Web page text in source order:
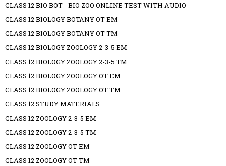
CLASS 12 BIO BOT - BIO ZOO ONLINE TEST WITH AUDIO
CLASS 12 BIOLOGY BOTANY OT EM
CLASS 12 BIOLOGY BOTANY OT TM
CLASS 12 BIOLOGY ZOOLOGY 2-3-5 EM
CLASS 12 BIOLOGY ZOOLOGY 2-3-5 TM
CLASS 12 BIOLOGY ZOOLOGY OT EM
CLASS 12 BIOLOGY ZOOLOGY OT TM
CLASS 12 STUDY MATERIALS
CLASS 12 ZOOLOGY 2-3-5 EM
CLASS 12 ZOOLOGY 2-3-5 TM
CLASS 12 ZOOLOGY OT EM
CLASS 12 ZOOLOGY OT TM